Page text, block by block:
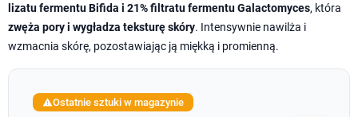
lizatu fermentu Bifida i 21% filtratu fermentu Galactomyces, która
zwęża pory i wygładza teksturę skóry. Intensywnie nawilża i
wzmacnia skórę, pozostawiając ją miękką i promienną.
Ostatnie sztuki w magazynie